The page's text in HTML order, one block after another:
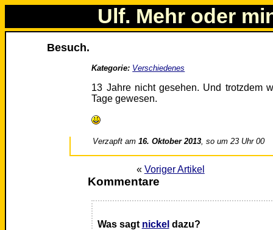
Ulf. Mehr oder
Besuch.
Kategorie: Verschiedenes
13 Jahre nicht gesehen. Und trotzdem
Tage gewesen.
Verzapft am16. Oktober 2013, so um 23 Uhr 00
« Voriger Artikel
Kommentare
Was sagt nickel dazu?